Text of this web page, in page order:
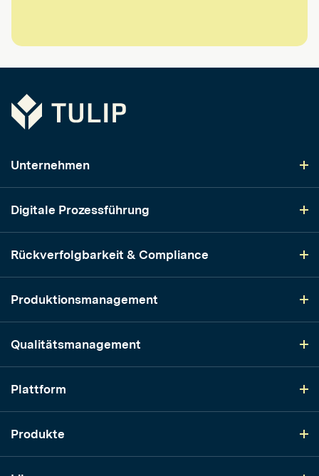
Tulip
Unternehmen
Digitale Prozessführung
Rückverfolgbarkeit & Compliance
Produktionsmanagement
Qualitätsmanagement
Plattform
Produkte